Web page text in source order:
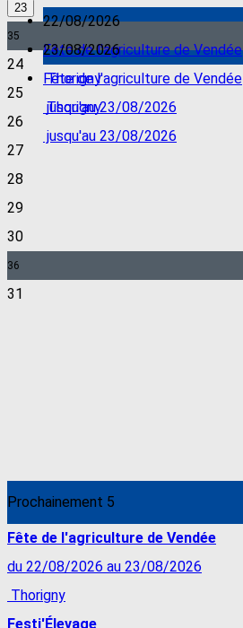
22/08/2026
Fête de l'agriculture de Vendée
Thorigny
jusqu'au 23/08/2026
23
23/08/2026
Fête de l'agriculture de Vendée
Thorigny
jusqu'au 23/08/2026
35
24
25
26
27
28
29
30
36
31
Prochainement 5
Fête de l'agriculture de Vendée
du 22/08/2026 au 23/08/2026
Thorigny
Festi'Élevage